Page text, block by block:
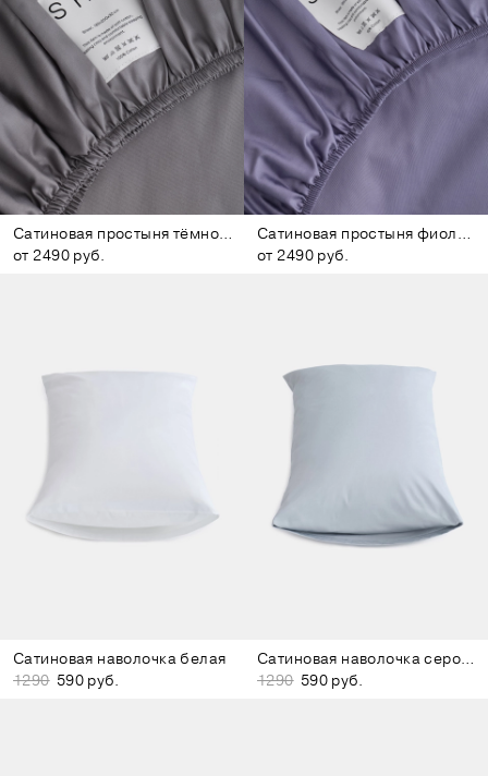
Сатиновая простыня тёмно-серая
от 2490 руб.
Сатиновая простыня фиолетовая
от 2490 руб.
Сатиновая наволочка белая
1290 590 руб.
Сатиновая наволочка серо-голубая
1290 590 руб.